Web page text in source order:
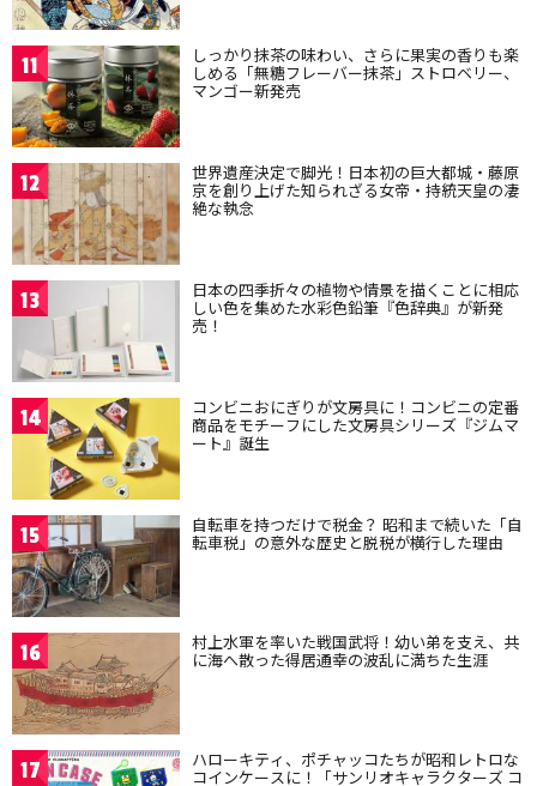
11 しっかり抹茶の味わい、さらに果実の香りも楽
しめる「無糖フレーバー抹茶」ストロベリー、
マンゴー新発売
12 世界遺産決定で脚光！日本初の巨大都城・藤原
京を創り上げた知られざる女帝・持統天皇の凄
絶な執念
13 日本の四季折々の植物や情景を描くことに相応
しい色を集めた水彩色鉛筆『色辞典』が新発
売！
14 コンビニおにぎりが文房具に！コンビニの定番
商品をモチーフにした文房具シリーズ『ジムマ
ート』誕生
15 自転車を持つだけで税金？ 昭和まで続いた「自
転車税」の意外な歴史と脱税が横行した理由
16 村上水軍を率いた戦国武将！幼い弟を支え、共
に海へ散った得居通幸の波乱に満ちた生涯
17 ハローキティ、ポチャッコたちが昭和レトロな
コインケースに！「サンリオキャラクターズ コ